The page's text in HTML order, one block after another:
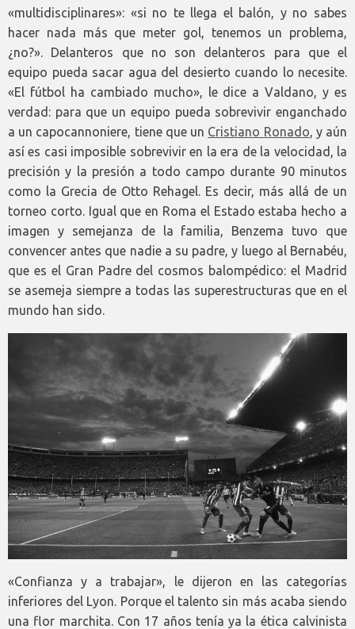
«multidisciplinares»: «si no te llega el balón, y no sabes
hacer nada más que meter gol, tenemos un problema,
¿no?». Delanteros que no son delanteros para que el
equipo pueda sacar agua del desierto cuando lo necesite.
«El fútbol ha cambiado mucho», le dice a Valdano, y es
verdad: para que un equipo pueda sobrevivir enganchado
a un capocannoniere, tiene que un Cristiano Ronado, y aún
así es casi imposible sobrevivir en la era de la velocidad, la
precisión y la presión a todo campo durante 90 minutos
como la Grecia de Otto Rehagel. Es decir, más allá de un
torneo corto. Igual que en Roma el Estado estaba hecho a
imagen y semejanza de la familia, Benzema tuvo que
convencer antes que nadie a su padre, y luego al Bernabéu,
que es el Gran Padre del cosmos balompédico: el Madrid
se asemeja siempre a todas las superestructuras que en el
mundo han sido.
«Confianza y a trabajar», le dijeron en las categorías
inferiores del Lyon. Porque el talento sin más acaba siendo
una flor marchita. Con 17 años tenía ya la ética calvinista